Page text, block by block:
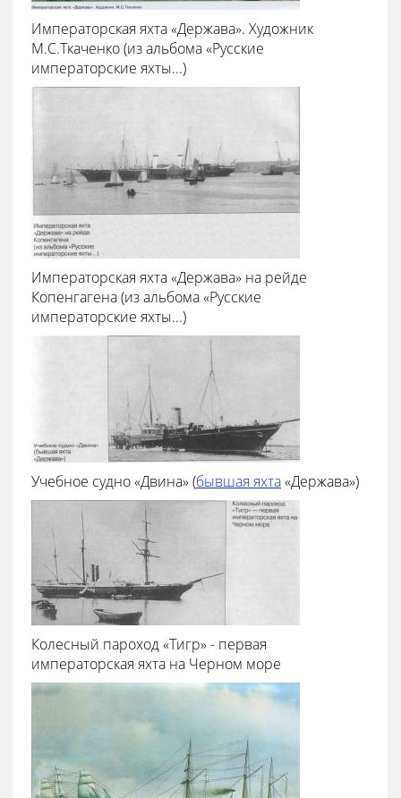
Императорская яхта «Держава». Художник
М.С.Ткаченко (из альбома «Русские
императорские яхты...)
Императорская яхта «Держава» на рейде
Копенгагена (из альбома «Русские
императорские яхты...)
Учебное судно «Двина» (бывшая яхта«Держава»)
Колесный пароход «Тигр» - первая
императорская яхта на Черном море